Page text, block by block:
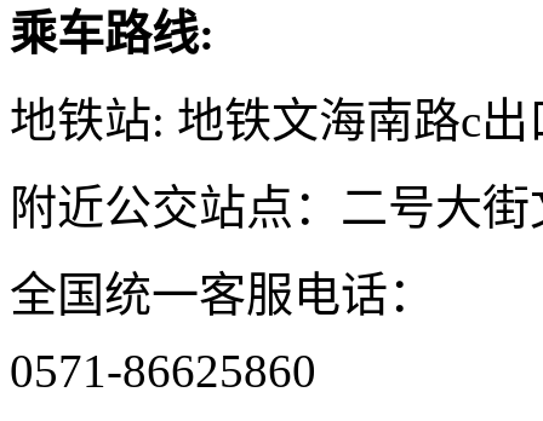
乘车路线:
地铁站: 地铁文海南路c出
附近公交站点：二号大
全国统一客服电话：
0571-86625860